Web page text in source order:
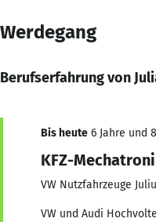
Werdegang
Berufserfahrung von
Bis heute 6 Jahre und
KFZ-
VW Nutzfahrzeuge
VW und Audi